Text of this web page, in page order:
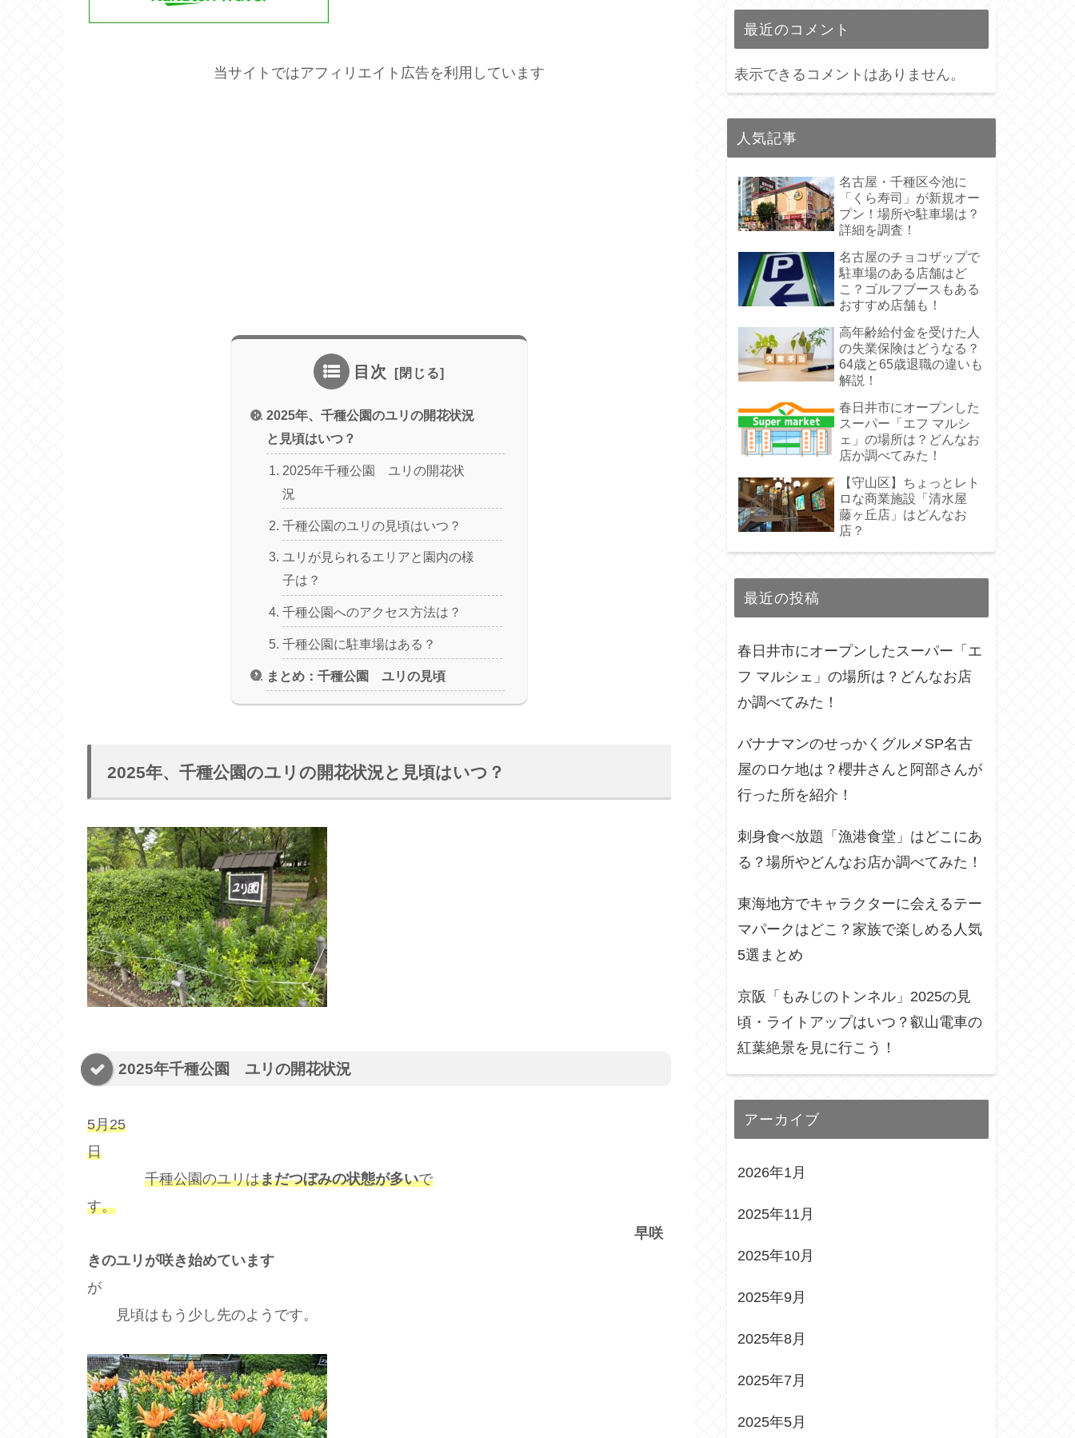
当サイトではアフィリエイト広告を利用しています
目次
2025年、千種公園のユリの開花状況
と見頃はいつ？
2025年千種公園 ユリの開花状
況
千種公園のユリの見頃はいつ？
ユリが見られるエリアと園内の様
子は？
千種公園へのアクセス方法は？
千種公園に駐車場はある？
まとめ：千種公園 ユリの見頃
2025年、千種公園のユリの開花状況と見頃はいつ？
2025年千種公園 ユリの開花状況
5月25
日
千種公園のユリはまだつぼみの状態が多いで
す。
早咲
きのユリが咲き始めています
が
見頃はもう少し先のようです。
最近のコメント
表示できるコメントはありません。
人気記事
名古屋・千種区今池に
「くら寿司」が新規オー
プン！場所や駐車場は？
詳細を調査！
名古屋のチョコザップで
駐車場のある店舗はど
こ？ゴルフブースもある
おすすめ店舗も！
高年齢給付金を受けた人
の失業保険はどうなる？
64歳と65歳退職の違いも
解説！
春日井市にオープンした
スーパー「エフ マルシ
ェ」の場所は？どんなお
店か調べてみた！
【守山区】ちょっとレト
ロな商業施設「清水屋
藤ヶ丘店」はどんなお
店？
最近の投稿
春日井市にオープンしたスーパー「エ
フ マルシェ」の場所は？どんなお店
か調べてみた！
バナナマンのせっかくグルメSP名古
屋のロケ地は？櫻井さんと阿部さんが
行った所を紹介！
刺身食べ放題「漁港食堂」はどこにあ
る？場所やどんなお店か調べてみた！
東海地方でキャラクターに会えるテー
マパークはどこ？家族で楽しめる人気
5選まとめ
京阪「もみじのトンネル」2025の見
頃・ライトアップはいつ？叡山電車の
紅葉絶景を見に行こう！
アーカイブ
2026年1月
2025年11月
2025年10月
2025年9月
2025年8月
2025年7月
2025年5月